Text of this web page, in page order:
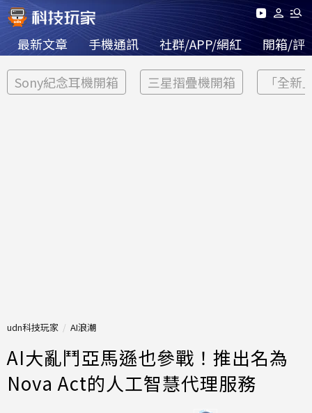
最新文章 手機通訊 社群/APP/網紅 開箱/評
Sony紀念耳機開箱 三星摺疊機開箱 「全新
udn科技玩家 AI浪潮
AI大亂鬥亞馬遜也參戰！推出名為
Nova Act的人工智慧代理服務